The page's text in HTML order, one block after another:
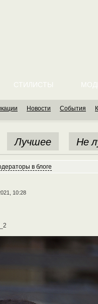
СТИЛИСТЫ
Новости События
Лучшее Не
в блоге
10:28